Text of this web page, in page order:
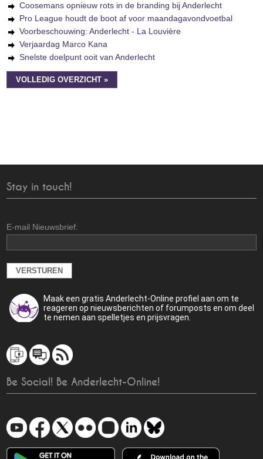
Coosemans opnieuw rots in de branding bij Anderlecht
Pro League houdt de boot af voor maandagavondvoetbal
Voorbeschouwing: Anderlecht - La Louvière
Verjaardag Marco Kana
Snelste doelpunt ooit van Anderlecht
VOLLEDIG OVERZICHT »
Stay in touch!
E-mail Nieuwsbrief:
Maak een gratis Anderlecht-Online profiel aan om te
reageren op nieuwsberichten of forumposts en om deel
te nemen aan spelletjes en prijsvragen.
Be Social! Be Anderlecht-Online!